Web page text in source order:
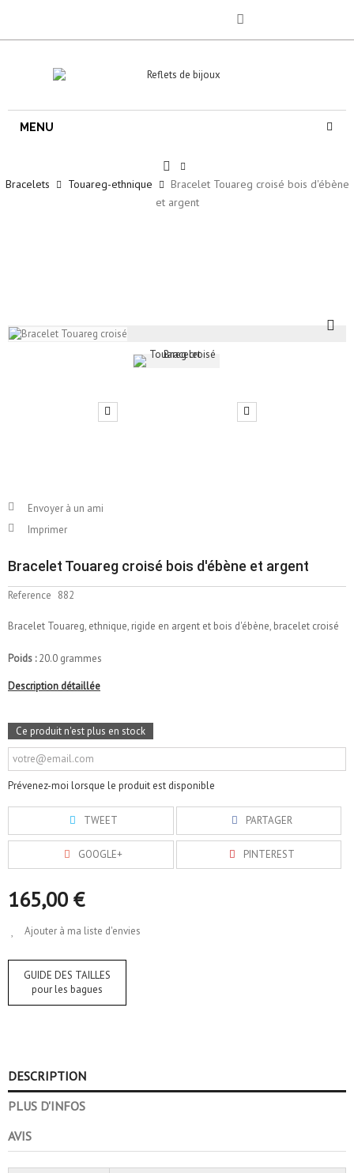
MENU
Bracelets Touareg-ethnique
Bracelet Touareg croisé bois d'ébène
et argent
Envoyer à un ami
Imprimer
Bracelet Touareg croisé bois d'ébène et argent
Reference 882
Bracelet Touareg, ethnique, rigide en argent et bois d'ébène, bracelet croisé
Poids :20.0 grammes
Description détaillée
Ce produit n'est plus en stock
Prévenez-moi lorsque le produit est disponible
TWEET PARTAGER
GOOGLE+ PINTEREST
165,00 €
Ajouter à ma liste d'envies
GUIDE DES TAILLES
pour les bagues
DESCRIPTION
PLUS D'INFOS
AVIS